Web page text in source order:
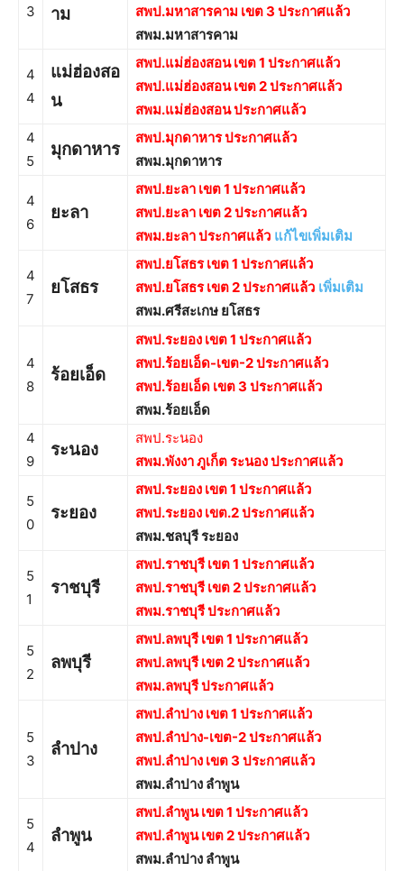
3
าม
สพป.มหาสารคาม เขต 3 ประกาศแล้ว
สพม.มหาสารคาม
4
4
แม่ฮ่องสอ
น
สพป.แม่ฮ่องสอน เขต 1 ประกาศแล้ว
สพป.แม่ฮ่องสอน เขต 2 ประกาศแล้ว
สพม.แม่ฮ่องสอน ประกาศแล้ว
4
5
มุกดาหาร
สพป.มุกดาหาร ประกาศแล้ว
สพม.มุกดาหาร
4
6
ยะลา
สพป.ยะลา เขต 1 ประกาศแล้ว
สพป.ยะลา เขต 2 ประกาศแล้ว
สพม.ยะลา ประกาศแล้ว แก้ไขเพิ่มเติม
4
7
ยโสธร
สพป.ยโสธร เขต 1 ประกาศแล้ว
สพป.ยโสธร เขต 2 ประกาศแล้ว เพิ่มเติม
สพม.ศรีสะเกษ ยโสธร
4
8
ร้อยเอ็ด
สพป.ระยอง เขต 1 ประกาศแล้ว
สพป.ร้อยเอ็ด-เขต-2 ประกาศแล้ว
สพป.ร้อยเอ็ด เขต 3 ประกาศแล้ว
สพม.ร้อยเอ็ด
4
9
ระนอง
สพป.ระนอง
สพม.พังงา ภูเก็ต ระนอง ประกาศแล้ว
5
0
ระยอง
สพป.ระยอง เขต 1 ประกาศแล้ว
สพป.ระยอง เขต.2 ประกาศแล้ว
สพม.ชลบุรี ระยอง
5
1
ราชบุรี
สพป.ราชบุรี เขต 1 ประกาศแล้ว
สพป.ราชบุรี เขต 2 ประกาศแล้ว
สพม.ราชบุรี ประกาศแล้ว
5
2
ลพบุรี
สพป.ลพบุรี เขต 1 ประกาศแล้ว
สพป.ลพบุรี เขต 2 ประกาศแล้ว
สพม.ลพบุรี ประกาศแล้ว
5
3
ลำปาง
สพป.ลำปาง เขต 1 ประกาศแล้ว
สพป.ลำปาง-เขต-2 ประกาศแล้ว
สพป.ลำปาง เขต 3 ประกาศแล้ว
สพม.ลำปาง ลำพูน
5
4
ลำพูน
สพป.ลำพูน เขต 1 ประกาศแล้ว
สพป.ลำพูน เขต 2 ประกาศแล้ว
สพม.ลำปาง ลำพูน